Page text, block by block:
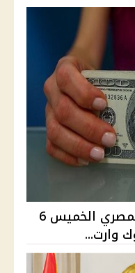
سعر الدولار مقابل الجنيه المصري الخميس 6